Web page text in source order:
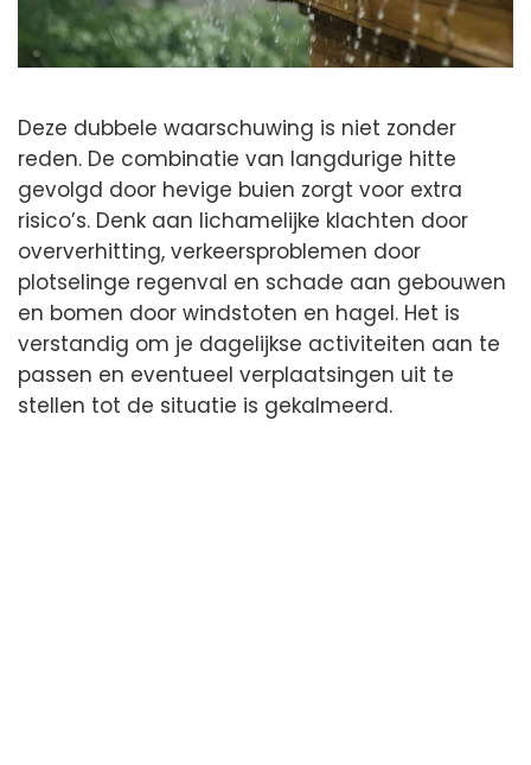
Deze dubbele waarschuwing is niet zonder
reden. De combinatie van langdurige hitte
gevolgd door hevige buien zorgt voor extra
risico’s. Denk aan lichamelijke klachten door
oververhitting, verkeersproblemen door
plotselinge regenval en schade aan gebouwen
en bomen door windstoten en hagel. Het is
verstandig om je dagelijkse activiteiten aan te
passen en eventueel verplaatsingen uit te
stellen tot de situatie is gekalmeerd.